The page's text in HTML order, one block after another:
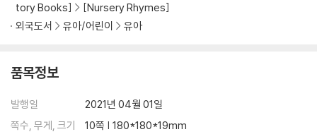
tory Books]
[Nursery Rhymes]
외국도서
유아/어린이 유아
품목정보
발행일
2021년 04월 01일
쪽수, 무게, 크기
10쪽 | 180*180*19mm